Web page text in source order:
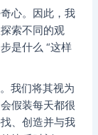
心。因此，我
索不同的观
是什么 “这样
我们将其视为
假装每天都很
、创造并与我